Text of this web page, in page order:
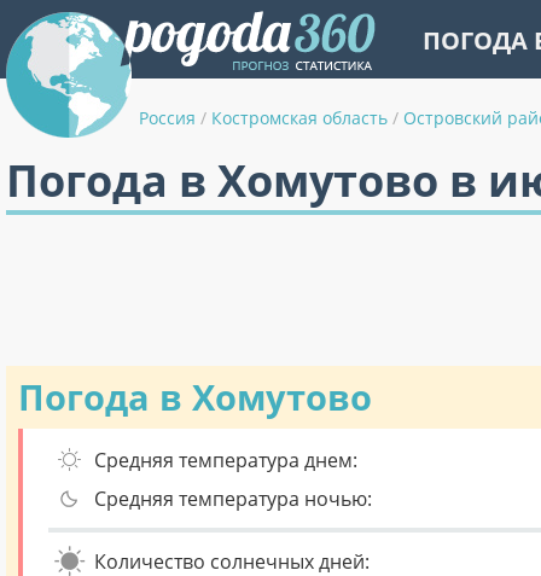
ПОГОДА
Россия / Костромская область / Островский
Погода в Хомутово в
Погода в Хомутово
Средняя температура днем:
Средняя температура ночью:
Количество солнечных дней: